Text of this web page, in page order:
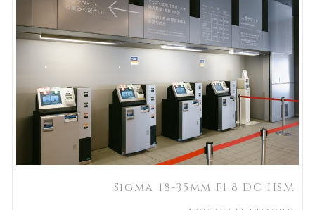
Sigma 18-35mm F1.8 DC HSM